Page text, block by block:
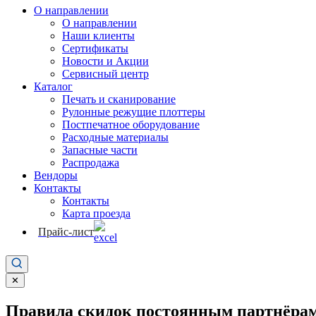
О направлении
О направлении
Наши клиенты
Сертификаты
Новости и Акции
Сервисный центр
Каталог
Печать и сканирование
Рулонные режущие плоттеры
Постпечатное оборудование
Расходные материалы
Запасные части
Распродажа
Вендоры
Контакты
Контакты
Карта проезда
Прайс-лист
✕
Правила скидок постоянным